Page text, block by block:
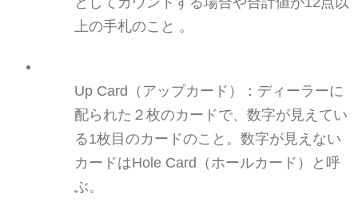
上の手札のこと 。
Up Card（アップカード ）：ディーラーに
配られた２枚のカードで、数字が見えてい
る1枚目のカードのこと。数字が見えない
カードはHole Card（ホールカード ）
と呼
ぶ。